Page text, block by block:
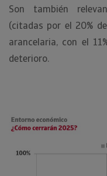
Son también
(citadas por el 20%
arancelaria, con el
deterioro.